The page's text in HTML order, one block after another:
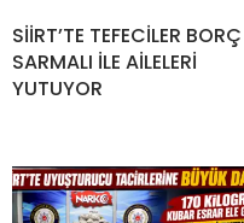
SİİRT’TE TEFECİLER BORÇ
SARMALI İLE AİLELERİ
YUTUYOR